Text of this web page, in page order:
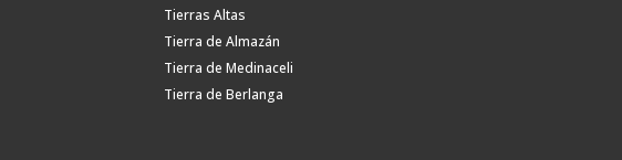
Tierras Altas
Tierra de Almazán
Tierra de Medinaceli
Tierra de Berlanga